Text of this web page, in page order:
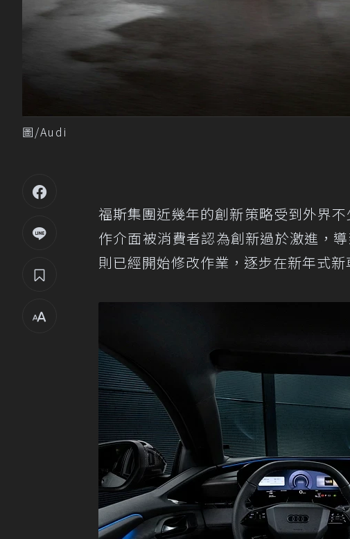
圖/Audi
福斯集團近幾年的創新策略受到外界
作介面被消費者認為創新過於激進，
則已經開始修改作業，逐步在新年式